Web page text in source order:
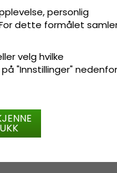
personlig
dette formålet
velg hvilke
"Innstillinger"